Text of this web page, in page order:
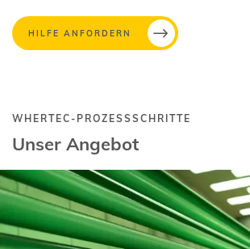
HILFE ANFORDERN
WHERTEC-PROZESSSCHRITTE
Unser Angebot